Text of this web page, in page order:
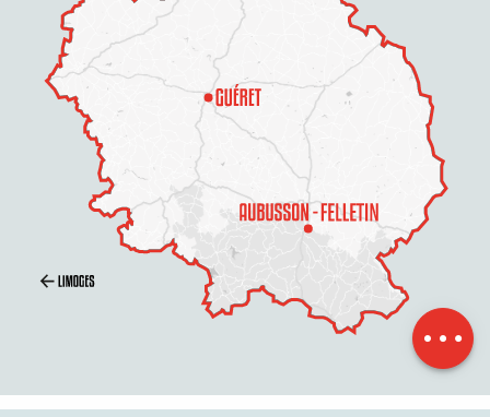
Beschreibung
Service
Preise
Per E-Mail
kontaktieren